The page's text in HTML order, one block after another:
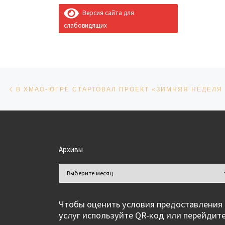
Версия сайта для
слабовидящих
Навигация по записям
В ХМАО-ЮГРЕ СТАРТОВАЛ ПРОЕКТ «ЗИМНЯЯ НЕДЕЛЯ
Архивы
Чтобы оценить условия предоставления
услуг используйте QR-код или